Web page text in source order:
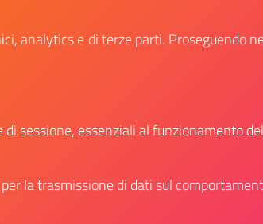
della Marina Militare 2025
Mondiale della Terra
ai preferiti
analytics e di terze parti. Proseguendo
di sessione, essenziali al funzionamento
per la trasmissione di dati sul